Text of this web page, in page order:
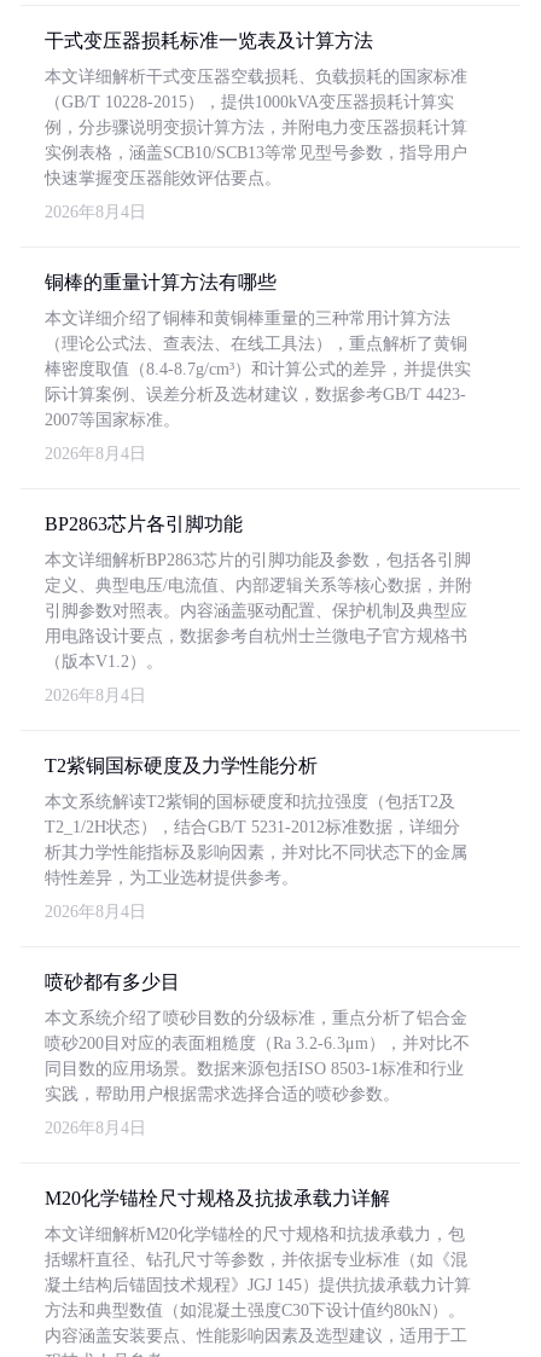
干式变压器损耗标准一览表及计算方法
本文详细解析干式变压器空载损耗、负载损耗的国家标准
（GB/T 10228-2015），提供1000kVA变压器损耗计算实
例，分步骤说明变损计算方法，并附电力变压器损耗计算
实例表格，涵盖SCB10/SCB13等常见型号参数，指导用户
快速掌握变压器能效评估要点。
2026年8月4日
铜棒的重量计算方法有哪些
本文详细介绍了铜棒和黄铜棒重量的三种常用计算方法
（理论公式法、查表法、在线工具法），重点解析了黄铜
棒密度取值（8.4-8.7g/cm³）和计算公式的差异，并提供实
际计算案例、误差分析及选材建议，数据参考GB/T 4423-
2007等国家标准。
2026年8月4日
BP2863芯片各引脚功能
本文详细解析BP2863芯片的引脚功能及参数，包括各引脚
定义、典型电压/电流值、内部逻辑关系等核心数据，并附
引脚参数对照表。内容涵盖驱动配置、保护机制及典型应
用电路设计要点，数据参考自杭州士兰微电子官方规格书
（版本V1.2）。
2026年8月4日
T2紫铜国标硬度及力学性能分析
本文系统解读T2紫铜的国标硬度和抗拉强度（包括T2及
T2_1/2H状态），结合GB/T 5231-2012标准数据，详细分
析其力学性能指标及影响因素，并对比不同状态下的金属
特性差异，为工业选材提供参考。
2026年8月4日
喷砂都有多少目
本文系统介绍了喷砂目数的分级标准，重点分析了铝合金
喷砂200目对应的表面粗糙度（Ra 3.2-6.3μm），并对比不
同目数的应用场景。数据来源包括ISO 8503-1标准和行业
实践，帮助用户根据需求选择合适的喷砂参数。
2026年8月4日
M20化学锚栓尺寸规格及抗拔承载力详解
本文详细解析M20化学锚栓的尺寸规格和抗拔承载力，包
括螺杆直径、钻孔尺寸等参数，并依据专业标准（如《混
凝土结构后锚固技术规程》JGJ 145）提供抗拔承载力计算
方法和典型数值（如混凝土强度C30下设计值约80kN）。
内容涵盖安装要点、性能影响因素及选型建议，适用于工